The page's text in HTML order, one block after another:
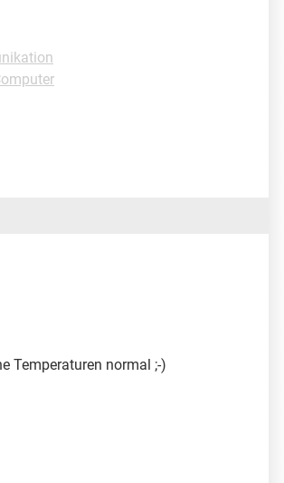
Temperaturen normal ;-)